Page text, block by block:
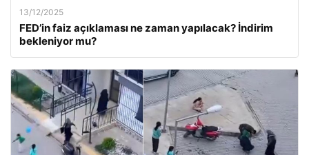
13/12/2025
FED’in faiz açıklaması ne zaman yapılacak? İndirim
bekleniyor mu?